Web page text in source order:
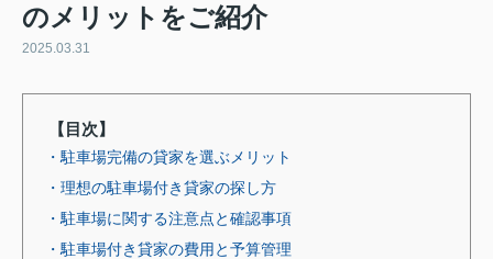
のメリットをご紹介
2025.03.31
【目次】
・駐車場完備の貸家を選ぶメリット
・理想の駐車場付き貸家の探し方
・駐車場に関する注意点と確認事項
・駐車場付き貸家の費用と予算管理